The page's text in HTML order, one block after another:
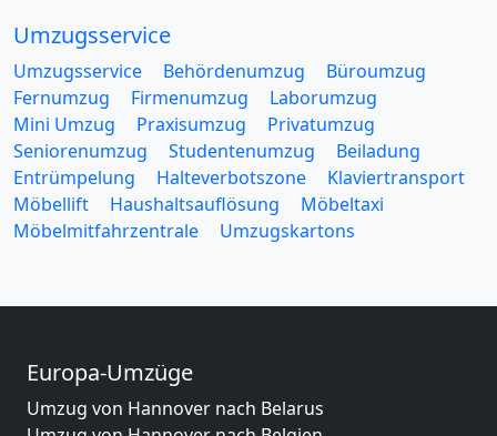
Umzugsservice
Umzugsservice Behördenumzug
Büroumzug
Fernumzug
Firmenumzug
Laborumzug
Mini Umzug
Praxisumzug
Privatumzug
Seniorenumzug
Studentenumzug
Beiladung
Entrümpelung
Halteverbotszone
Klaviertransport
Möbellift
Haushaltsauflösung
Möbeltaxi
Möbelmitfahrzentrale
Umzugskartons
Europa-Umzüge
Umzug von Hannover nach Belarus